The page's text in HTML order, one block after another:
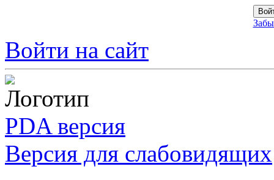
Войти на сайт
PDA версия
Версия для слабовидящих